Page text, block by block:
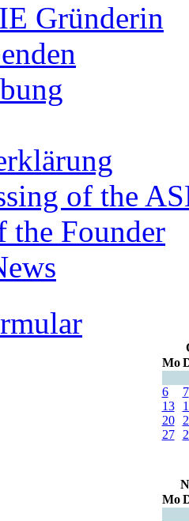
Gründerin
of the
the Founder
Mo
6
7
13
20
27
Mo